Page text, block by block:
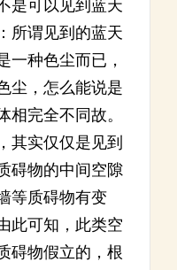
是可以见到蓝天
所谓见到的蓝天
一种色尘而已，
尘，怎么能说是
相完全不同故。
其实仅仅是见到
碍物的中间空隙
等质碍物有变
此可知，此类空
碍物假立的，根